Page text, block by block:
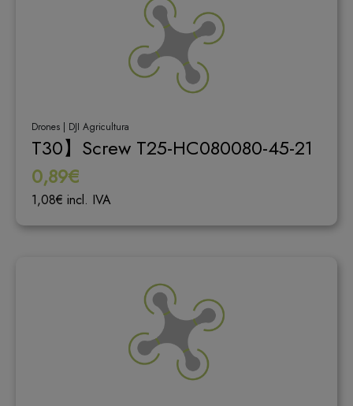
Drones | DJI Agricultura
T30】Screw T25-HC080080-45-21
0,89€
1,08€ incl. IVA